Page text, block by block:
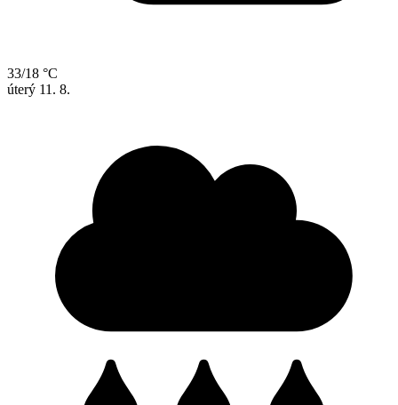
33/18 °C
úterý 11. 8.